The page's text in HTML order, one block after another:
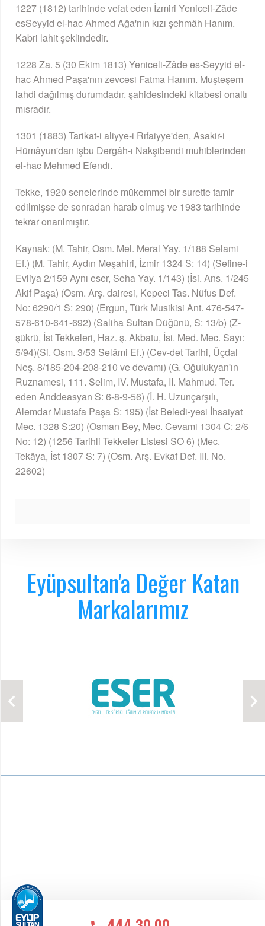
1227 (1812) tarihinde vefat eden İzmiri Yeniceli-Zâde
esSeyyid el-hac Ahmed Ağa'nın kızı şehmâh Hanım.
Kabri lahit şeklindedir.
1228 Za. 5 (30 Ekim 1813) Yeniceli-Zâde es-Seyyid el-
hac Ahmed Paşa'nın zevcesi Fatma Hanım. Muşteşem
lahdi dağılmış durumdadır. şahidesindeki kitabesi onaltı
mısradır.
1301 (1883) Tarikat-i aliyye-i Rıfaiyye'den, Asakir-i
Hümâyun'dan işbu Dergâh-ı Nakşibendi muhiblerinden
el-hac Mehmed Efendi.
Tekke, 1920 senelerinde mükemmel bir surette tamir
edilmişse de sonradan harab olmuş ve 1983 tarihinde
tekrar onarılmıştır.
Kaynak: (M. Tahir, Osm. Mel. Meral Yay. 1/188 Selami
Ef.) (M. Tahir, Aydın Meşahiri, İzmir 1324 S: 14) (Sefine-i
Evliya 2/159 Aynı eser, Seha Yay. 1/143) (İsi. Ans. 1/245
Akif Paşa) (Osm. Arş. dairesi, Kepeci Tas. Nüfus Def.
No: 6290/1 S: 290) (Ergun, Türk Musikisi Ant. 476-547-
578-610-641-692) (Saliha Sultan Düğünü, S: 13/b) (Z-
şükrü, İst Tekkeleri, Haz. ş. Akbatu, İsi. Med. Mec. Sayı:
5/94)(Si. Osm. 3/53 Selâmi Ef.) (Cev-det Tarihi, Üçdal
Neş. 8/185-204-208-210 ve devamı) (G. Oğulukyan'ın
Ruznamesi, 111. Selim, IV. Mustafa, II. Mahmud. Ter.
eden Anddeasyan S: 6-8-9-56) (İ. H. Uzunçarşılı,
Alemdar Mustafa Paşa S: 195) (İst Beledi-yesi İhsaiyat
Mec. 1328 S:20) (Osman Bey, Mec. Cevami 1304 C: 2/6
No: 12) (1256 Tarihli Tekkeler Listesi SO 6) (Mec.
Tekâya, İst 1307 S: 7) (Osm. Arş. Evkaf Def. III. No.
22602)
Eyüpsultan'a Değer Katan
Markalarımız